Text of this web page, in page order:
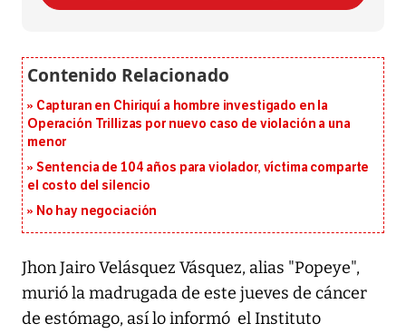
Capturan en Chiriquí a hombre investigado en la
Operación Trillizas por nuevo caso de violación a una
menor
Sentencia de 104 años para violador, víctima comparte
el costo del silencio
No hay negociación
Jhon Jairo Velásquez Vásquez, alias "Popeye",
murió la madrugada de este jueves de cáncer
de estómago, así lo informó el Instituto